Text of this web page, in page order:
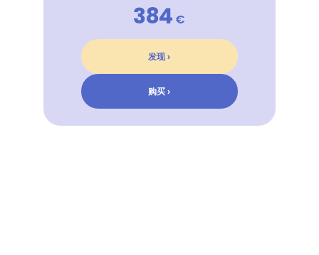
384 €
发现 ›
购买 ›